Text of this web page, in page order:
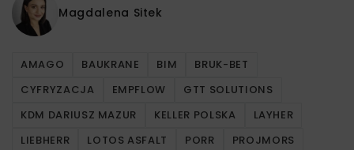
Magdalena Sitek
AMAGO BAUKRANE BIM
BRUK-BET
CYFRYZACJA
EMPFLOW
GTT SOLUTIONS
KDM DARIUSZ MAZUR
KELLER POLSKA
LAYHER
LIEBHERR
LOTOS ASFALT PORR
PROJMORS